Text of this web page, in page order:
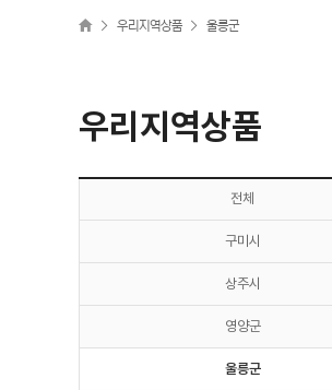
> 우리지역상품 > 울릉군
우리지역상품
전체
구미시
상주시
영양군
울릉군